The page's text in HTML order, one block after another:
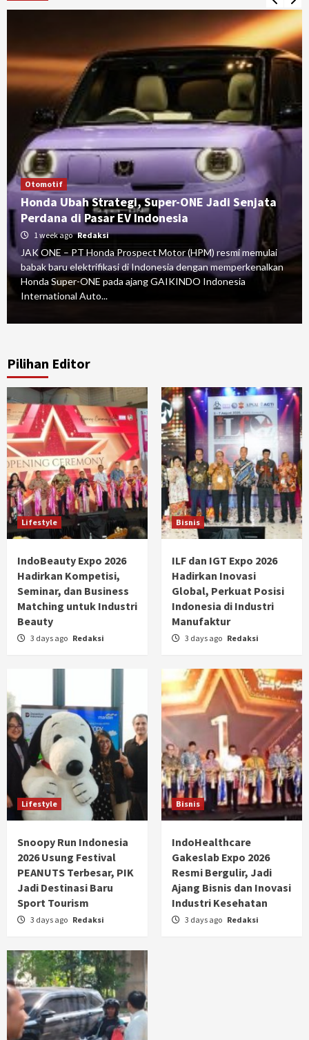
Otomotif
Honda Ubah Strategi, Super-ONE Jadi Senjata
Perdana di Pasar EV Indonesia
1 week ago Redaksi
JAK ONE – PT Honda Prospect Motor (HPM) resmi memulai
babak baru elektrifikasi di Indonesia dengan memperkenalkan
Honda Super-ONE pada ajang GAIKINDO Indonesia
International Auto...
Pilihan Editor
Lifestyle
IndoBeauty Expo 2026
Hadirkan Kompetisi,
Seminar, dan Business
Matching untuk Industri
Beauty
3 days ago Redaksi
Bisnis
ILF dan IGT Expo 2026
Hadirkan Inovasi
Global, Perkuat Posisi
Indonesia di Industri
Manufaktur
3 days ago Redaksi
Lifestyle
Snoopy Run Indonesia
2026 Usung Festival
PEANUTS Terbesar, PIK
Jadi Destinasi Baru
Sport Tourism
3 days ago Redaksi
Bisnis
IndoHealthcare
Gakeslab Expo 2026
Resmi Bergulir, Jadi
Ajang Bisnis dan Inovasi
Industri Kesehatan
3 days ago Redaksi